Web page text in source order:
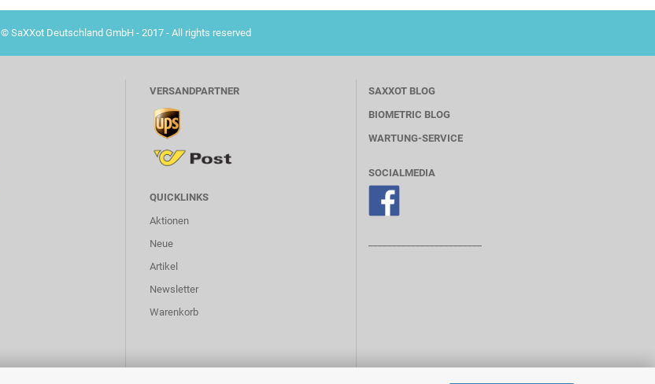
© SaXXot Deutschland GmbH - 2017 - All rights reserved
VERSANDPARTNER
QUICKLINKS
Aktionen
Neue
Artikel
Newsletter
Warenkorb
SAXXOT BLOG
BIOMETRIC BLOG
WARTUNG-SERVICE
SOCIALMEDIA